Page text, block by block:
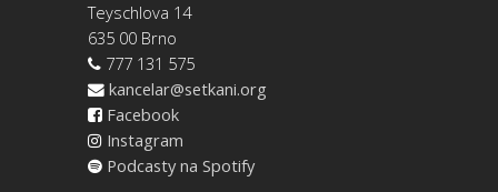
Teyschlova 14
635 00 Brno
777 131 575
kancelar@setkani.org
Facebook
Instagram
Podcasty na Spotify